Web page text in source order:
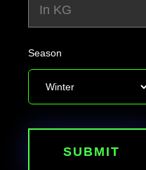
Season
SUBMIT